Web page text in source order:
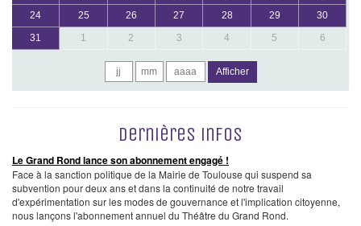
24
25 26 27 28 29
30
31
1 2 3 4 5 6
Afficher
Dernières infos
Le Grand Rond lance son abonnement engagé !
Face à la sanction politique de la Mairie de Toulouse qui suspend sa
subvention pour deux ans et dans la continuité de notre travail
d'expérimentation sur les modes de gouvernance et l'implication citoyenne,
nous lançons l'abonnement annuel du Théâtre du Grand Rond.